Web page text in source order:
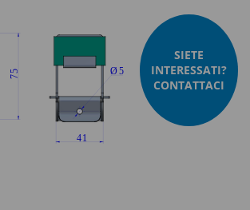
SIETE
INTERESSATI?
CONTATTACI